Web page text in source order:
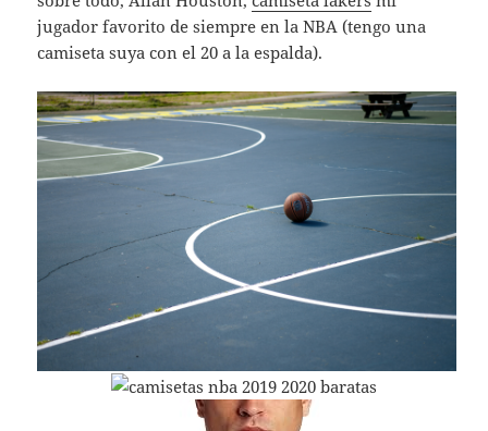
jugador favorito de siempre en la NBA (tengo una
camiseta suya con el 20 a la espalda).